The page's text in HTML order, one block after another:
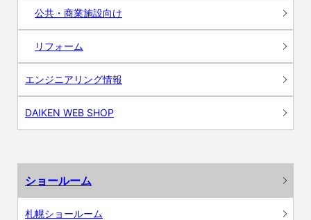
公共・商業施設向け
リフォーム
エンジニアリング情報
DAIKEN WEB SHOP
ショールーム
札幌ショールーム